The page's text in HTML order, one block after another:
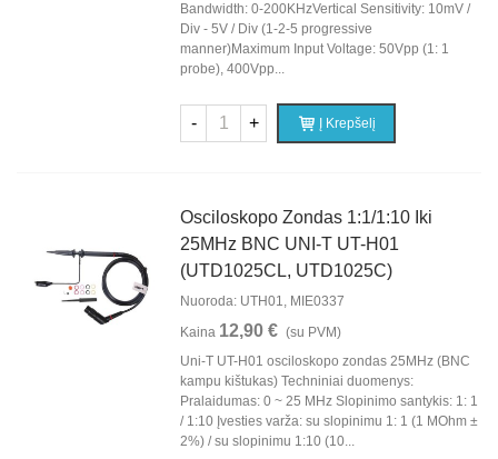
Bandwidth: 0-200KHzVertical Sensitivity: 10mV /
Div - 5V / Div (1-2-5 progressive
manner)Maximum Input Voltage: 50Vpp (1: 1
probe), 400Vpp...
- + Į Krepšelį
Osciloskopo Zondas 1:1/1:10 Iki
25MHz BNC UNI-T UT-H01
(UTD1025CL, UTD1025C)
Nuoroda: UTH01, MIE0337
Kaina 12,90 € (su PVM)
Uni-T UT-H01 osciloskopo zondas 25MHz (BNC
kampu kištukas) Techniniai duomenys:
Pralaidumas: 0 ~ 25 MHz Slopinimo santykis: 1: 1
/ 1:10 Įvesties varža: su slopinimu 1: 1 (1 MOhm ±
2%) / su slopinimu 1:10 (10...